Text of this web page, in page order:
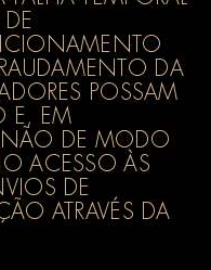
DA
POSSAM
E, EM
NÃO DE MODO
ACESSO ÀS
DE
ATRAVÉS DA